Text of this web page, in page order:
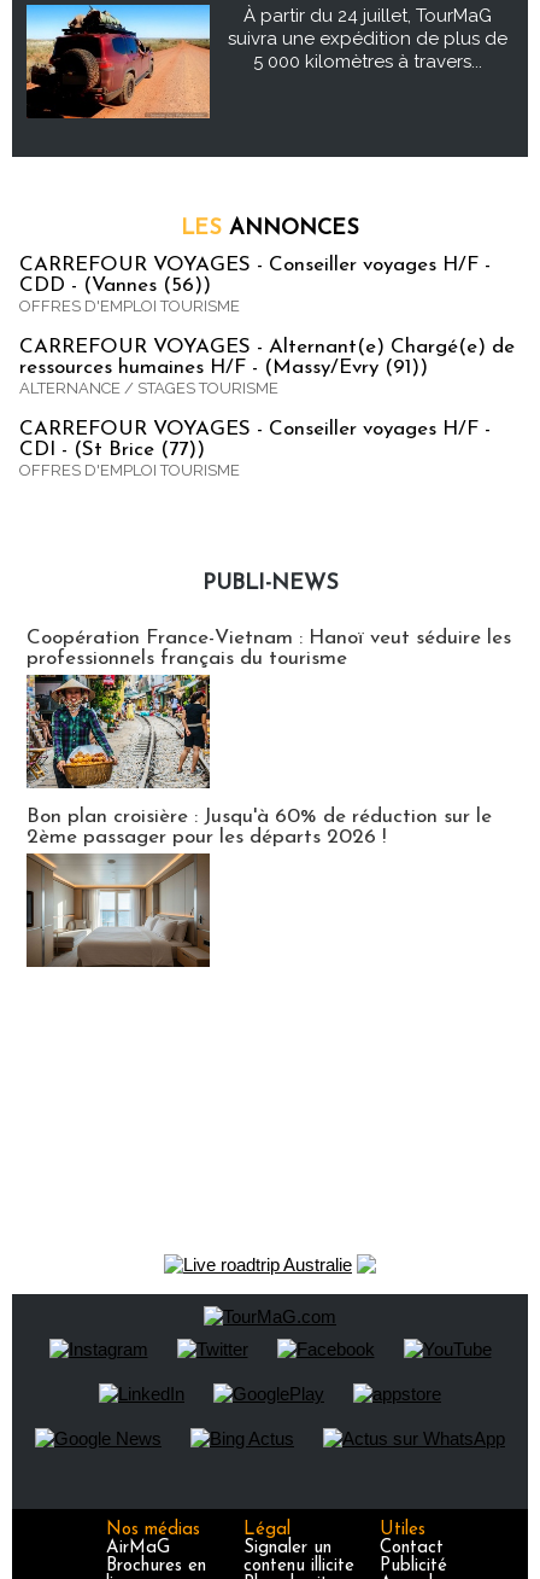
À partir du 24 juillet, TourMaG
suivra une expédition de plus de
5 000 kilomètres à travers...
LES ANNONCES
CARREFOUR VOYAGES - Conseiller voyages H/F -
CDD - (Vannes (56))
OFFRES D'EMPLOI TOURISME
CARREFOUR VOYAGES - Alternant(e) Chargé(e) de
ressources humaines H/F - (Massy/Evry (91))
ALTERNANCE / STAGES TOURISME
CARREFOUR VOYAGES - Conseiller voyages H/F -
CDI - (St Brice (77))
OFFRES D'EMPLOI TOURISME
PUBLI-NEWS
Coopération France-Vietnam : Hanoï veut séduire les
professionnels français du tourisme
Bon plan croisière : Jusqu'à 60% de réduction sur le
2ème passager pour les départs 2026 !
Nos médias
AirMaG
Brochures en
Légal
Signaler un
contenu illicite
Utiles
Contact
Publicité